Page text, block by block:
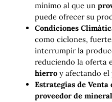
mínimo al que un
puede ofrecer su
Condiciones
como ciclones,
interrumpir la
reduciendo la oferta
hierro y afectando el
Estrategias de Venta
proveedor de